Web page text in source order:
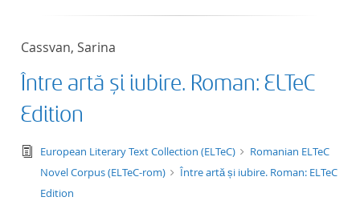
Cassvan, Sarina
Între artă și iubire. Roman: ELTeC
Edition
text/tg.edition+tg.aggregation+xml
European Literary Text Collection (ELTeC)
Romanian ELTeC
Novel Corpus (ELTeC-rom)
Între artă și iubire. Roman: ELTeC
Edition